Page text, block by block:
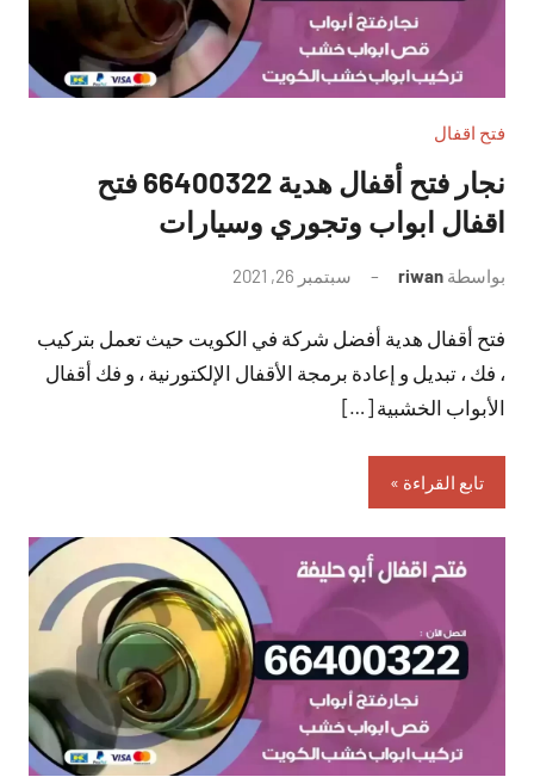
فتح اقفال
نجار فتح أقفال هدية 66400322 فتح
اقفال ابواب وتجوري وسيارات
بواسطة riwan سبتمبر 26, 2021
تعليقات
فتح أقفال هدية أفضل شركة في الكويت حيث تعمل بتركيب
، فك ، تبديل و إعادة برمجة الأقفال الإلكتورنية ، و فك أقفال
الأبواب الخشبية […]
تابع القراءة